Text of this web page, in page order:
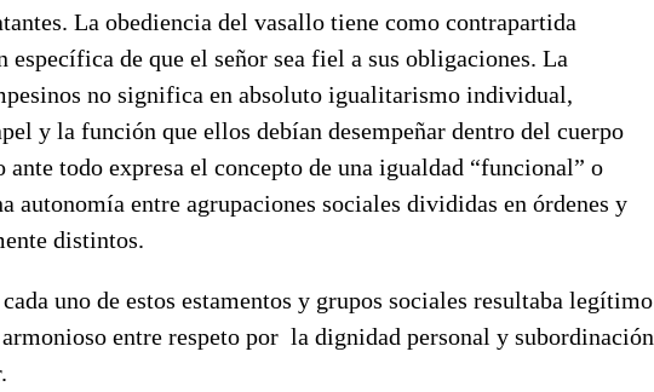
La obediencia del vasallo tiene como contrapartida
de que el señor sea fiel a sus obligaciones. La
no significa en absoluto igualitarismo individual,
y la función que ellos debían desempeñar dentro del cuerpo
ante todo expresa el concepto de una igualdad “funcional” o
autonomía entre agrupaciones sociales divididas en órdenes y
distintos.
uno de estos estamentos y grupos sociales resultaba legítimo
entre respeto por la dignidad personal y subordinación